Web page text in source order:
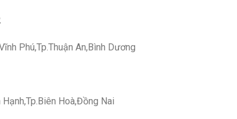
Phú,Tp.Thuận An,Bình Dương
Hoà,Đồng Nai